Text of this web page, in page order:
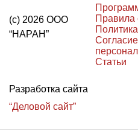
(с) 2026 ООО
“НАРАН”
Правила
Статьи
Разработка сайта
“Деловой сайт”